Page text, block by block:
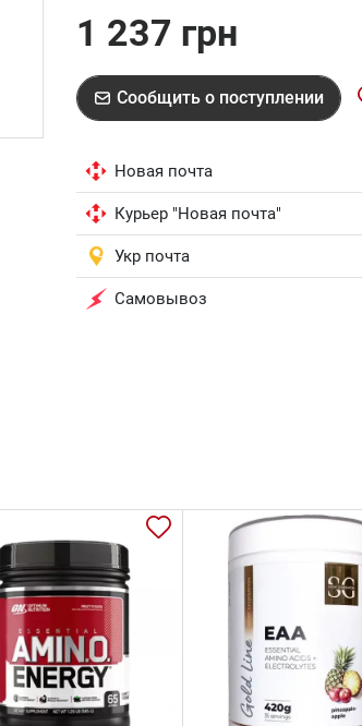
1 237 грн
Сообщить о поступлении
Новая почта
Курьер "Новая почта"
Укр почта
Самовывоз